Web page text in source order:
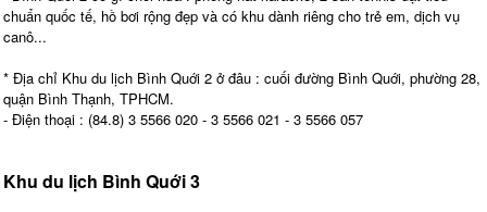
chuẩn quốc tế, hồ bơi rộng đẹp và có khu dành riêng cho trẻ em, dịch vụ
canô...
* Địa chỉ Khu du lịch Bình Quới 2 ở đâu : cuối đường Bình Quới, phường 28,
quận Bình Thạnh, TPHCM.
- Điện thoại : (84.8) 3 5566 020 - 3 5566 021 - 3 5566 057
Khu du lịch Bình Quới 3